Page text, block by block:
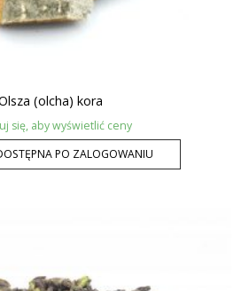
(olcha) kora
się, aby wyświetlić ceny
PO ZALOGOWANIU